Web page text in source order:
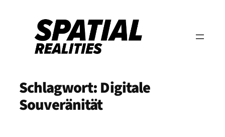
springen
Schlagwort:Digitale
Souveränität